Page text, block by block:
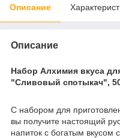
Описание
Описание
Набор Алхимия вкуса
"Сливовый спотыкач",
С набором для
вы получите настоящий
напиток с богатым вкусом